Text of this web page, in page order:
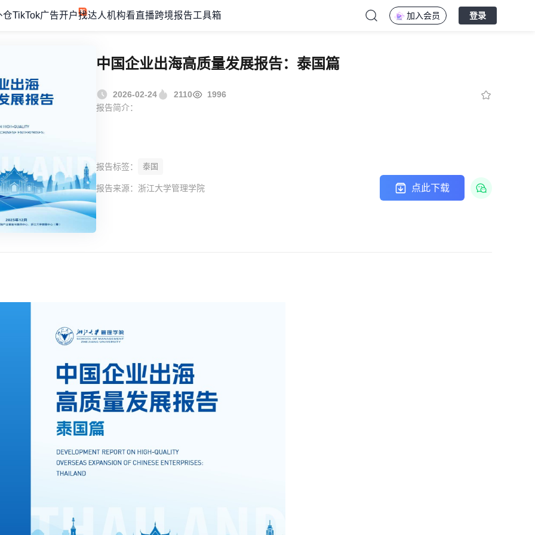
仓TikTok广告开户找达人机构看直播跨境报告工具箱 加入会员 登录
中国企业出海高质量发展报告：泰国篇
2026-02-24 2110
1996
报告简介：
报告标签： 泰国
报告来源： 浙江大学管理学院 点此下载